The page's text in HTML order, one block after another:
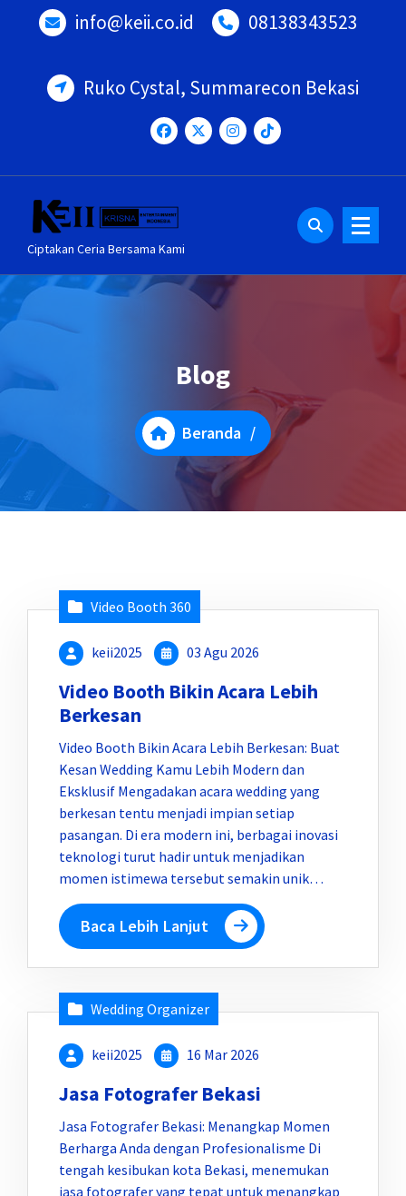
info@keii.co.id 08138343523
Ruko Cystal, Summarecon Bekasi
Ciptakan Ceria Bersama Kami
Blog
Beranda /
Video Booth 360
keii2025 03 Agu 2026
Video Booth Bikin Acara Lebih
Berkesan
Video Booth Bikin Acara Lebih Berkesan: Buat
Kesan Wedding Kamu Lebih Modern dan
Eksklusif Mengadakan acara wedding yang
berkesan tentu menjadi impian setiap
pasangan. Di era modern ini, berbagai inovasi
teknologi turut hadir untuk menjadikan
momen istimewa tersebut semakin unik…
Baca Lebih Lanjut
Wedding Organizer
keii2025 16 Mar 2026
Jasa Fotografer Bekasi
Jasa Fotografer Bekasi: Menangkap Momen
Berharga Anda dengan Profesionalisme Di
tengah kesibukan kota Bekasi, menemukan
jasa fotografer yang tepat untuk menangkap